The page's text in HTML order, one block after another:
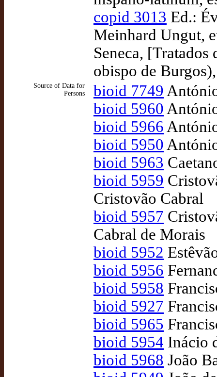
copid 3013 Ed.:
Meinhard Ungut,
Seneca, [Tratados
obispo de
Source of Data for
Persons
bioid 7749
bioid 5960
bioid 5966
bioid 5950
bioid 5963
bioid 5959
Cristovão Cabral
bioid 5957
Cabral de Morais
bioid 5952
bioid 5956
bioid 5958
bioid 5927
bioid 5965
bioid 5954 Inácio
bioid 5968 João